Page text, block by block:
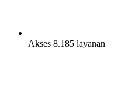
Akses 8.185 layanan